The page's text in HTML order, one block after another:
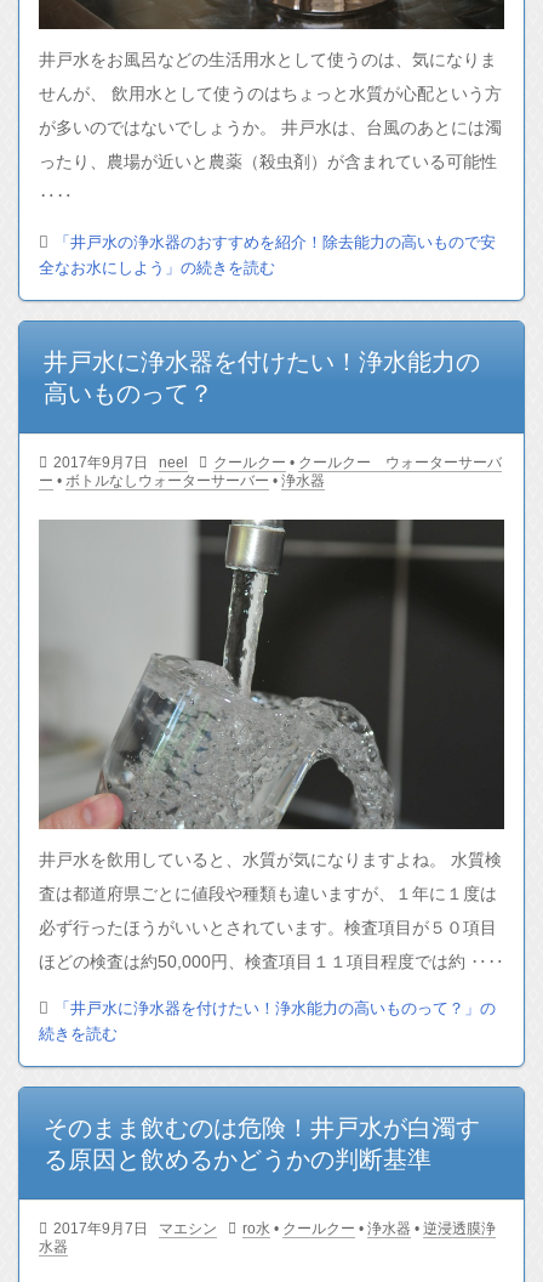
井戸水をお風呂などの生活用水として使うのは、気になりま
せんが、 飲用水として使うのはちょっと水質が心配という方
が多いのではないでしょうか。 井戸水は、台風のあとには濁
ったり、農場が近いと農薬（殺虫剤）が含まれている可能性
‥‥
「井戸水の浄水器のおすすめを紹介！除去能力の高いもので安
全なお水にしよう」の続きを読む
井戸水に浄水器を付けたい！浄水能力の
高いものって？
2017年9月7日 neel クールクー • クールクー ウォーターサーバ
ー • ボトルなしウォーターサーバー • 浄水器
井戸水を飲用していると、水質が気になりますよね。 水質検
査は都道府県ごとに値段や種類も違いますが、１年に１度は
必ず行ったほうがいいとされています。検査項目が５０項目
ほどの検査は約50,000円、検査項目１１項目程度では約 ‥‥
「井戸水に浄水器を付けたい！浄水能力の高いものって？」の
続きを読む
そのまま飲むのは危険！井戸水が白濁す
る原因と飲めるかどうかの判断基準
2017年9月7日 マエシン ro水 • クールクー • 浄水器 • 逆浸透膜浄
水器